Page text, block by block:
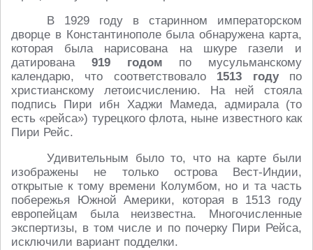
В 1929 году в старинном императорском
дворце в Константинополе была обнаружена карта,
которая была нарисована на шкуре газели и
датирована 919 годом по мусульманскому
календарю, что соответствовало 1513 годупо
христианскому летоисчислению. На ней стояла
подпись Пири ибн Хаджи Мамеда, адмирала (то
есть «рейса») турецкого флота, ныне известного как
Пири Рейс.
Удивительным было то, что на карте были
изображены не только острова Вест-Индии,
открытые к тому времени Колумбом, но и та часть
побережья Южной Америки, которая в 1513 году
европейцам была неизвестна. Многочисленные
экспертизы, в том числе и по почерку Пири Рейса,
исключили вариант подделки.